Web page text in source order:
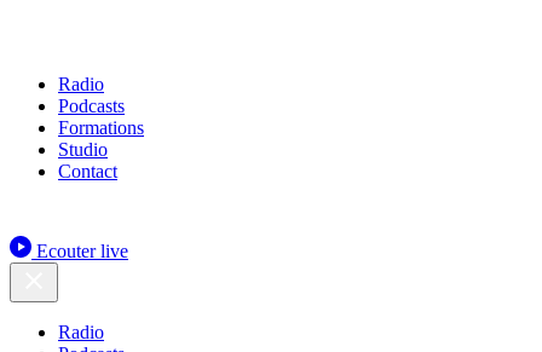
Radio
Podcasts
Formations
Studio
Contact
Ecouter live
Radio